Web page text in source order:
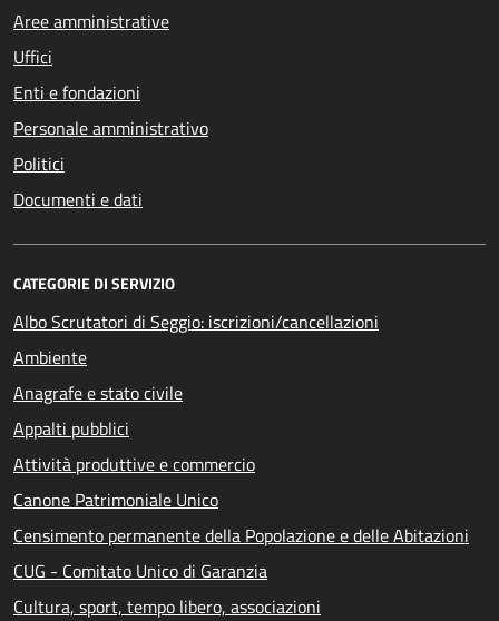
Aree amministrative
Uffici
Enti e fondazioni
Personale amministrativo
Politici
Documenti e dati
CATEGORIE DI SERVIZIO
Albo Scrutatori di Seggio: iscrizioni/cancellazioni
Ambiente
Anagrafe e stato civile
Appalti pubblici
Attività produttive e commercio
Canone Patrimoniale Unico
Censimento permanente della Popolazione e delle Abitazioni
CUG - Comitato Unico di Garanzia
Cultura, sport, tempo libero, associazioni